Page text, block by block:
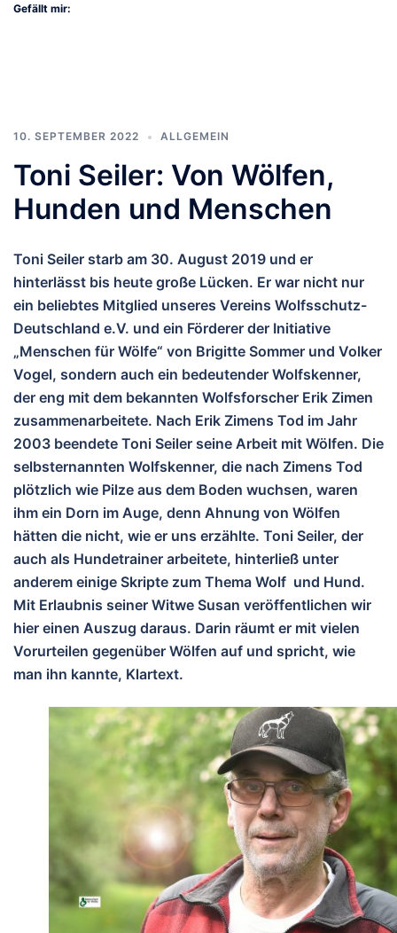
Gefällt mir:
10. SEPTEMBER 2022 ALLGEMEIN
Toni Seiler: Von Wölfen,
Hunden und Menschen
Toni Seiler starb am 30. August 2019 und er
hinterlässt bis heute große Lücken. Er war nicht nur
ein beliebtes Mitglied unseres Vereins Wolfsschutz-
Deutschland e.V. und ein Förderer der Initiative
„Menschen für Wölfe“ von Brigitte Sommer und Volker
Vogel, sondern auch ein bedeutender Wolfskenner,
der eng mit dem bekannten Wolfsforscher Erik Zimen
zusammenarbeitete. Nach Erik Zimens Tod im Jahr
2003 beendete Toni Seiler seine Arbeit mit Wölfen. Die
selbsternannten Wolfskenner, die nach Zimens Tod
plötzlich wie Pilze aus dem Boden wuchsen, waren
ihm ein Dorn im Auge, denn Ahnung von Wölfen
hätten die nicht, wie er uns erzählte. Toni Seiler, der
auch als Hundetrainer arbeitete, hinterließ unter
anderem einige Skripte zum Thema Wolf und Hund.
Mit Erlaubnis seiner Witwe Susan veröffentlichen wir
hier einen Auszug daraus. Darin räumt er mit vielen
Vorurteilen gegenüber Wölfen auf und spricht, wie
man ihn kannte, Klartext.